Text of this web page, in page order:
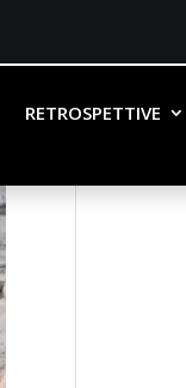
RETROSPETTIVE